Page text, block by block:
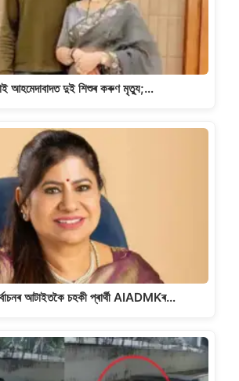
আহমেদাবাদত দুই শিশুৰ কৰুণ মৃত্যু;…
আটাইতকৈ চহকী প্ৰাৰ্থী AIADMKৰ…